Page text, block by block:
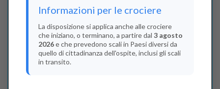
Indica il numero dei passeggeri
Junior(Da 13 a 17 anni)
0
Informazioni per le crociere
La disposizione si applica anche alle crociere
che iniziano, o terminano, a partire dal 3 agosto
2026e che prevedono scali in Paesi diversi da
quello di cittadinanza dell'ospite, inclusi gli scali
in transito.